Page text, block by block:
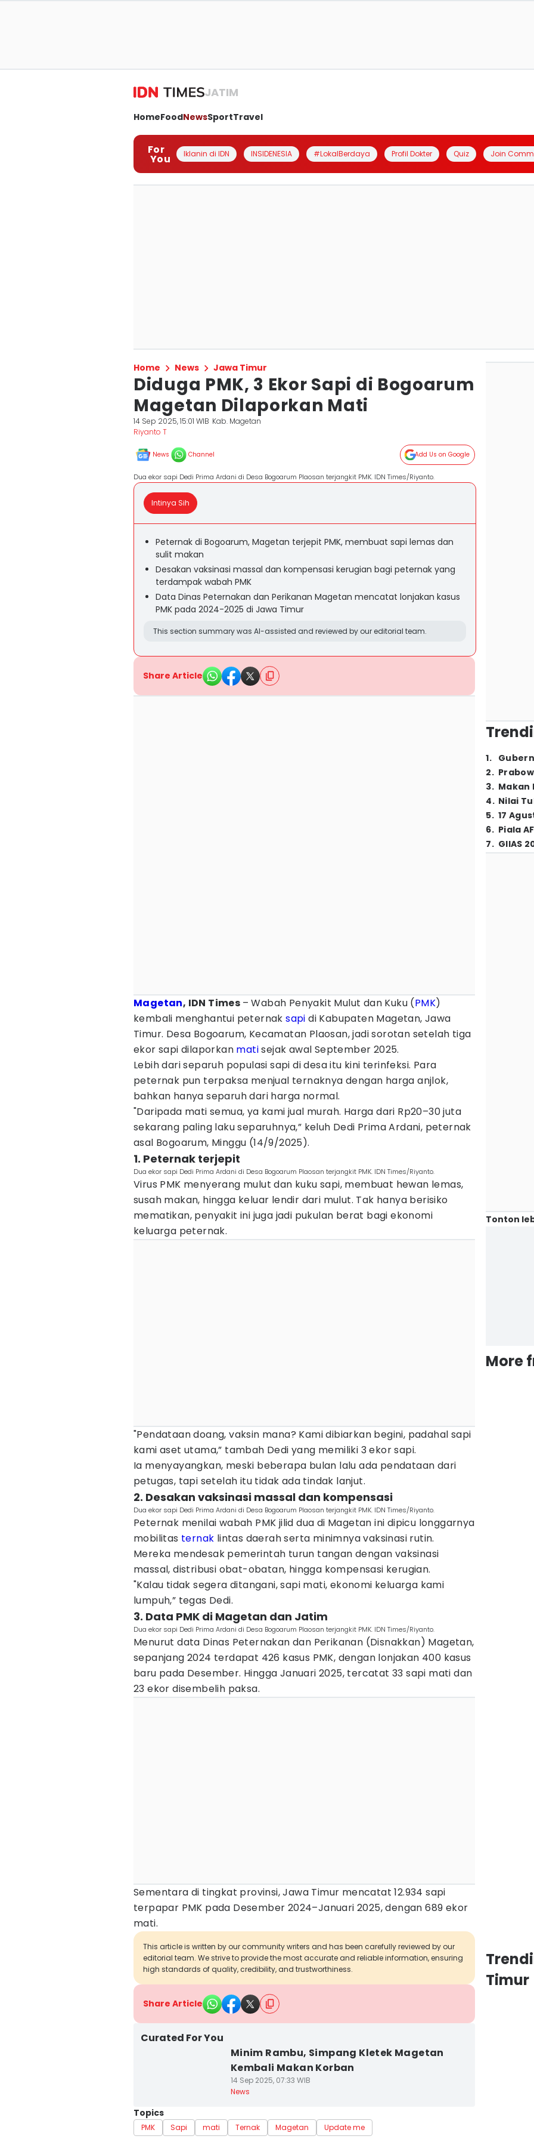
JATIM
HomeFoodNewsSportTravel
For
You Iklanin di IDN INSIDENESIA #LokalBerdaya Profil Dokter Quiz Join
Home News Jawa Timur
Diduga PMK, 3 Ekor Sapi di Bogoarum
Magetan Dilaporkan Mati
14 Sep 2025, 15:01 WIB Kab. Magetan
Riyanto T
News Channel Add Us on Google
Dua ekor sapi Dedi Prima Ardani di Desa Bogoarum Plaosan terjangkit PMK. IDN Times/Riyanto.
Intinya Sih
Peternak di Bogoarum, Magetan terjepit PMK, membuat sapi lemas dan
sulit makan
Desakan vaksinasi massal dan kompensasi kerugian bagi peternak yang
terdampak wabah PMK
Data Dinas Peternakan dan Perikanan Magetan mencatat lonjakan kasus
PMK pada 2024-2025 di Jawa Timur
This section summary was AI-assisted and reviewed by our editorial team.
Share Article
Magetan, IDN Times – Wabah Penyakit Mulut dan Kuku (PMK)
kembali menghantui peternaksapi di Kabupaten Magetan, Jawa
Timur. Desa Bogoarum, Kecamatan Plaosan, jadi sorotan setelah tiga
ekor sapi dilaporkan matisejak awal September 2025.
Lebih dari separuh populasi sapi di desa itu kini terinfeksi. Para
peternak pun terpaksa menjual ternaknya dengan harga anjlok,
bahkan hanya separuh dari harga normal.
"Daripada mati semua, ya kami jual murah. Harga dari Rp20–30 juta
sekarang paling laku separuhnya,” keluh Dedi Prima Ardani, peternak
asal Bogoarum, Minggu (14/9/2025).
1. Peternak terjepit
Dua ekor sapi Dedi Prima Ardani di Desa Bogoarum Plaosan terjangkit PMK. IDN Times/Riyanto.
Virus PMK menyerang mulut dan kuku sapi, membuat hewan lemas,
susah makan, hingga keluar lendir dari mulut. Tak hanya berisiko
mematikan, penyakit ini juga jadi pukulan berat bagi ekonomi
keluarga peternak.
"Pendataan doang, vaksin mana? Kami dibiarkan begini, padahal sapi
kami aset utama,” tambah Dedi yang memiliki 3 ekor sapi.
Ia menyayangkan, meski beberapa bulan lalu ada pendataan dari
petugas, tapi setelah itu tidak ada tindak lanjut.
2. Desakan vaksinasi massal dan kompensasi
Dua ekor sapi Dedi Prima Ardani di Desa Bogoarum Plaosan terjangkit PMK. IDN Times/Riyanto.
Peternak menilai wabah PMK jilid dua di Magetan ini dipicu longgarnya
mobilitas ternak lintas daerah serta minimnya vaksinasi rutin.
Mereka mendesak pemerintah turun tangan dengan vaksinasi
massal, distribusi obat-obatan, hingga kompensasi kerugian.
"Kalau tidak segera ditangani, sapi mati, ekonomi keluarga kami
lumpuh,” tegas Dedi.
3. Data PMK di Magetan dan Jatim
Dua ekor sapi Dedi Prima Ardani di Desa Bogoarum Plaosan terjangkit PMK. IDN Times/Riyanto.
Menurut data Dinas Peternakan dan Perikanan (Disnakkan) Magetan,
sepanjang 2024 terdapat 426 kasus PMK, dengan lonjakan 400 kasus
baru pada Desember. Hingga Januari 2025, tercatat 33 sapi mati dan
23 ekor disembelih paksa.
Sementara di tingkat provinsi, Jawa Timur mencatat 12.934 sapi
terpapar PMK pada Desember 2024–Januari 2025, dengan 689 ekor
mati.
This article is written by our community writers and has been carefully reviewed by our
editorial team. We strive to provide the most accurate and reliable information, ensuring
high standards of quality, credibility, and trustworthiness.
Share Article
Curated For You
Minim Rambu, Simpang Kletek Magetan
Kembali Makan Korban
14 Sep 2025, 07:33 WIB
News
Topics
PMK Sapi mati Ternak Magetan Update me
1.
2.
3. Makan
4. Nilai
5. 17
6. Piala
7. GIIAS
Tonton
More
Timur